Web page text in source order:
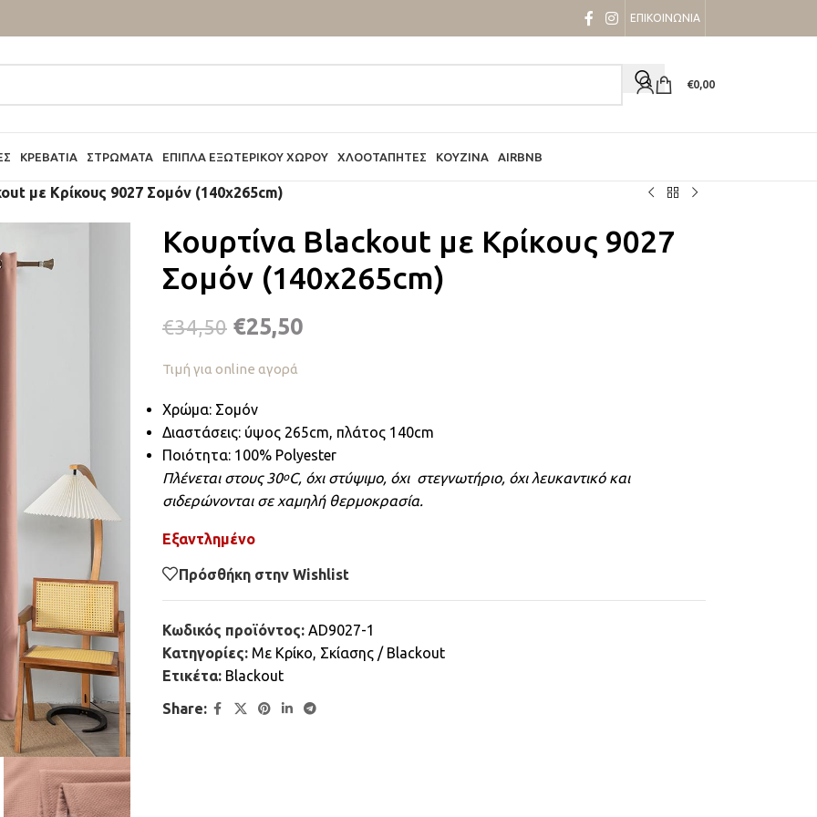
ΕΠΙΚΟΙΝΩΝΙΑ
€0,00
ΚΡΕΒΆΤΙΑ ΣΤΡΏΜΑΤΑ ΈΠΙΠΛΑ ΕΞΩΤΕΡΙΚΟΎ ΧΏΡΟΥ ΧΛΟΟΤΆΠΗΤΕΣ ΚΟΥΖΊΝΑ AIRBNB
με Κρίκους 9027 Σομόν (140x265cm)
Κουρτίνα Blackout με Κρίκους 9027
Σομόν (140x265cm)
€34,50 €25,50
Τιμή για online αγορά
Χρώμα: Σομόν
Διαστάσεις: ύψος 265cm, πλάτος 140cm
Ποιότητα: 100% Polyester
Πλένεται στους 30οC, όχι στύψιμο, όχι στεγνωτήριο, όχι λευκαντικό και
σιδερώνονται σε χαμηλή θερμοκρασία.
Εξαντλημένο
Πρόσθήκη στην Wishlist
Κωδικός προϊόντος: AD9027-1
Κατηγορίες: Mε Κρίκο, Σκίασης / Blackout
Ετικέτα: Blackout
Share: